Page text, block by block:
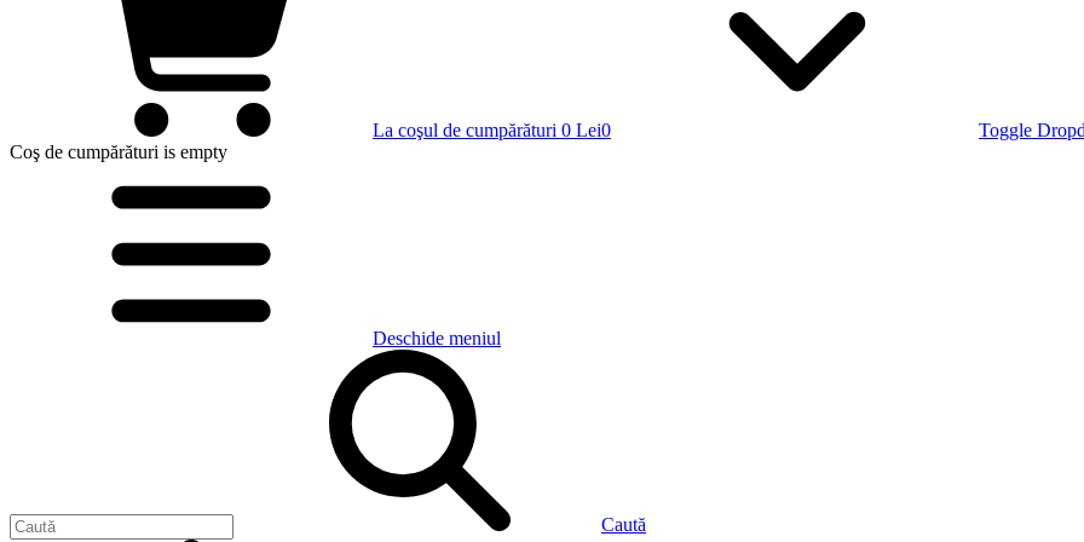
La coşul de cumpărături 0 Lei0
Toggle
Coş de cumpărături is empty
Deschide meniul
Caută